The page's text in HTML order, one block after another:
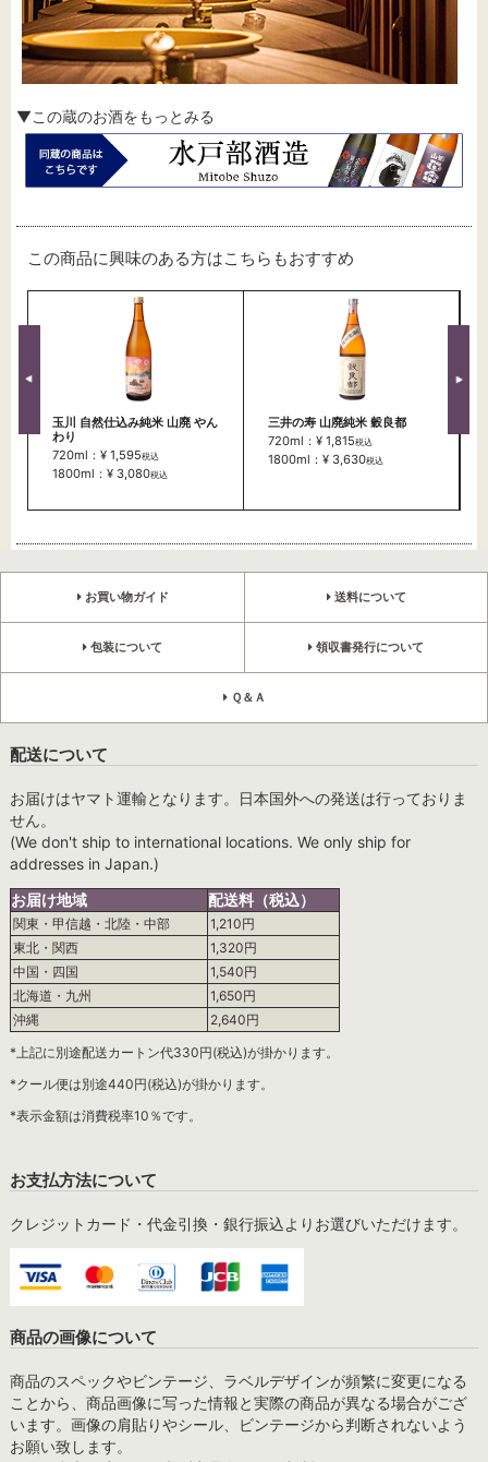
▼この蔵のお酒をもっとみる
この商品に興味のある方はこちらもおすすめ
玉川 自然仕込み純米 山廃 やん
わり
720ml：¥ 1,595税込
1800ml：¥ 3,080税込
三井の寿 山廃純米 穀良都
720ml：¥ 1,815税込
1800ml：¥ 3,630税込
お買い物ガイド 送料について
包装について 領収書発行について
Ｑ＆Ａ
配送について
お届けはヤマト運輸となります。日本国外への発送は行っておりま
せん。
(We don't ship to international locations. We only ship for
addresses in Japan.)
お届け地域
配送料（税込）
関東・甲信越・北陸・中部
1,210円
東北・関西
1,320円
中国・四国
1,540円
北海道・九州
1,650円
沖縄
2,640円
*上記に別途配送カートン代330円(税込)が掛かります。
*クール便は別途440円(税込)が掛かります。
*表示金額は消費税率10％です。
お支払方法について
クレジットカード・代金引換・銀行振込よりお選びいただけます。
商品の画像について
商品のスペックやビンテージ、ラベルデザインが頻繁に変更になる
ことから、商品画像に写った情報と実際の商品が異なる場合がござ
います。画像の肩貼りやシール、ビンテージから判断されないよう
お願い致します。